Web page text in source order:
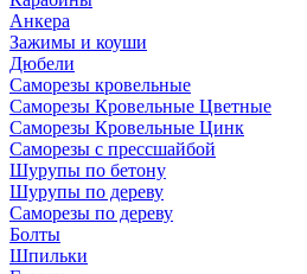
Анкера
Зажимы и коуши
Дюбели
Саморезы кровельные
Саморезы Кровельные Цветные
Саморезы Кровельные Цинк
Саморезы с прессшайбой
Шурупы по бетону
Шурупы по дереву
Саморезы по дереву
Болты
Шпильки